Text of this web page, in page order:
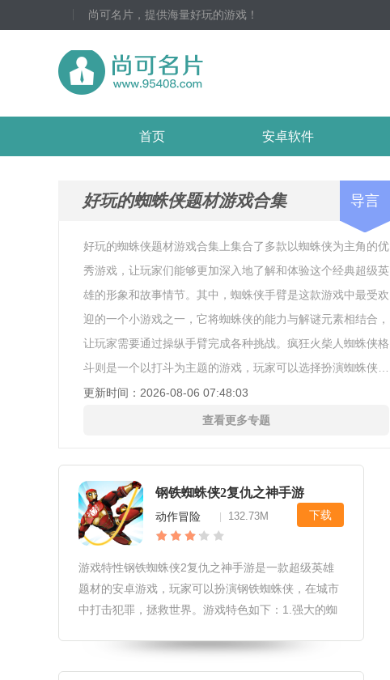
尚可名片，提供海量好玩的游戏！
首页 安卓软件
好玩的蜘蛛侠题材游戏合集 导言
好玩的蜘蛛侠题材游戏合集上集合了多款以蜘蛛侠为主角的优
秀游戏，让玩家们能够更加深入地了解和体验这个经典超级英
雄的形象和故事情节。其中，蜘蛛侠手臂是这款游戏中最受欢
迎的一个小游戏之一，它将蜘蛛侠的能力与解谜元素相结合，
让玩家需要通过操纵手臂完成各种挑战。疯狂火柴人蜘蛛侠格
斗则是一个以打斗为主题的游戏，玩家可以选择扮演蜘蛛侠与
其他反派进行激烈的战斗，感受超级英雄的战斗精神和正义
感。超级蜘蛛侠绳索英雄则
更新时间： 2026-08-06 07:48:03
查看更多专题
钢铁蜘蛛侠2复仇之神手游
动作冒险 132.73M 下载
游戏特性钢铁蜘蛛侠2复仇之神手游是一款超级英雄
题材的安卓游戏，玩家可以扮演钢铁蜘蛛侠，在城市
中打击犯罪，拯救世界。游戏特色如下：1.强大的蜘
碍，还可以在网上飞檐走壁，寻找隐藏的宝藏。2.多
种战斗方式：游戏提供了多种